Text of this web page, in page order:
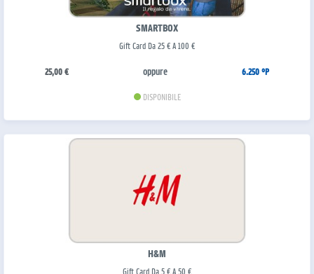
SMARTBOX
Gift Card Da 25 € A 100 €
25,00 € oppure 6.250 °P
DISPONIBILE
H&M
Gift Card Da 5 € A 50 €